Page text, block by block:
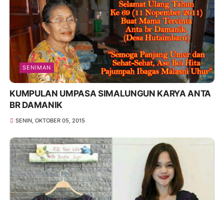
SENIMAN
KUMPULAN UMPASA SIMALUNGUN KARYA ANTA
BR DAMANIK
SENIN, OKTOBER 05, 2015